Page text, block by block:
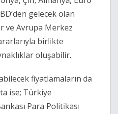
gelecek olan
ve Avrupa Merkez
birlikte
oluşabilir.
fiyatlamaların da
ise; Türkiye
Para Politikası